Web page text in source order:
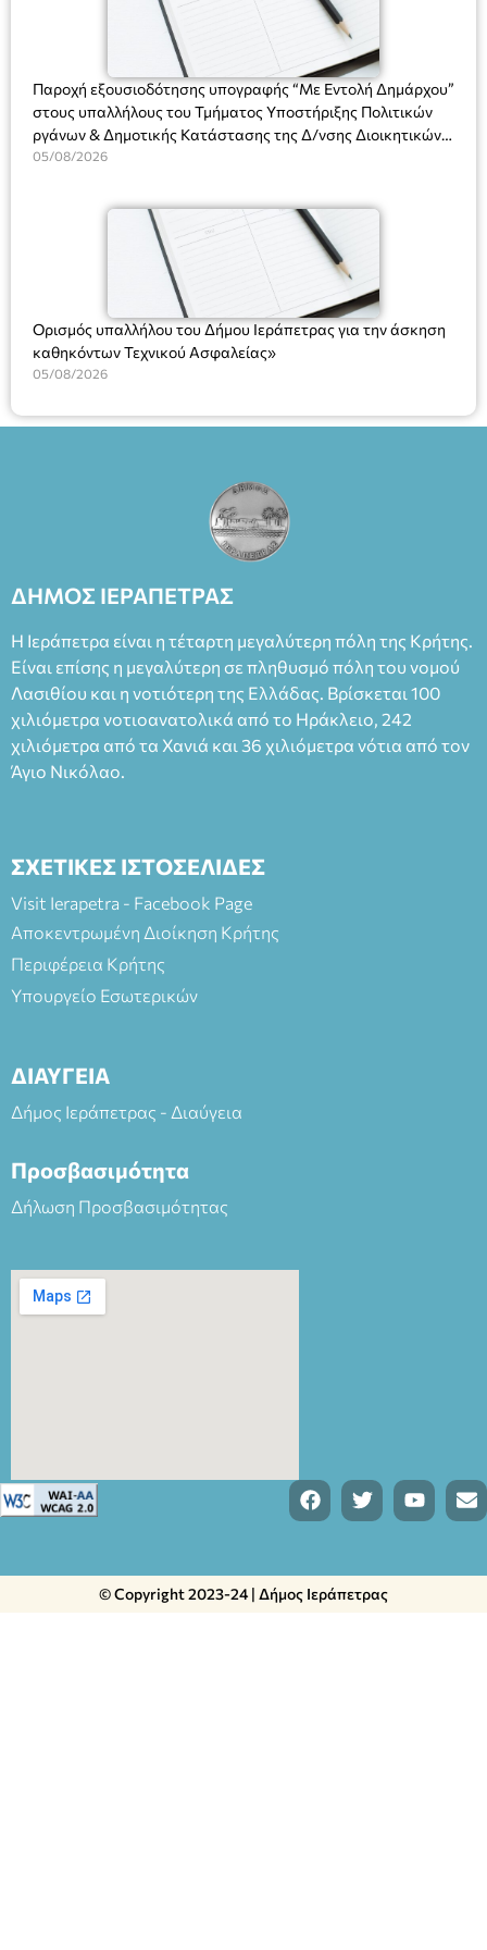
(Είσοδος ΕΠΑ.Λ.) Έναρξη 21:15 Οργάνωση: ΚΝΩΣΟΣ
ΘΕΑΤΡΙΚΕΣ ΠΑΡΑΓΩΓΕΣ ΕΕ
Παροχή εξουσιοδότησης υπογραφής “Με Εντολή Δημάρχου”
στους υπαλλήλους του Τμήματος Υποστήριξης Πολιτικών
ργάνων & Δημοτικής Κατάστασης της Δ/νσης Διοικητικών
Υπηρεσιών για αποφάσεις, πιστοποιητικά, πράξεις και
(Ν. 5314/2026).»
05/08/2026
Ορισμός υπαλλήλου του Δήμου Ιεράπετρας για την άσκηση
καθηκόντων Τεχνικού Ασφαλείας»
05/08/2026
ΔΗΜΟΣ ΙΕΡΑΠΕΤΡΑΣ
Η Ιεράπετρα είναι η τέταρτη μεγαλύτερη πόλη της Κρήτης.
Είναι επίσης η μεγαλύτερη σε πληθυσμό πόλη του νομού
Λασιθίου και η νοτιότερη της Ελλάδας. Βρίσκεται 100
χιλιόμετρα νοτιοανατολικά από το Ηράκλειο, 242
χιλιόμετρα από τα Χανιά και 36 χιλιόμετρα νότια από τον
Άγιο Νικόλαο.
ΣΧΕΤΙΚΕΣ ΙΣΤΟΣΕΛΙΔΕΣ
Visit Ierapetra - Facebook Page
Αποκεντρωμένη Διοίκηση Κρήτης
Περιφέρεια Κρήτης
Υπουργείο Εσωτερικών
ΔΙΑΥΓΕΙΑ
Δήμος Ιεράπετρας - Διαύγεια
Προσβασιμότητα
Δήλωση Προσβασιμότητας
© Copyright 2023-24 | Δήμος Ιεράπετρας